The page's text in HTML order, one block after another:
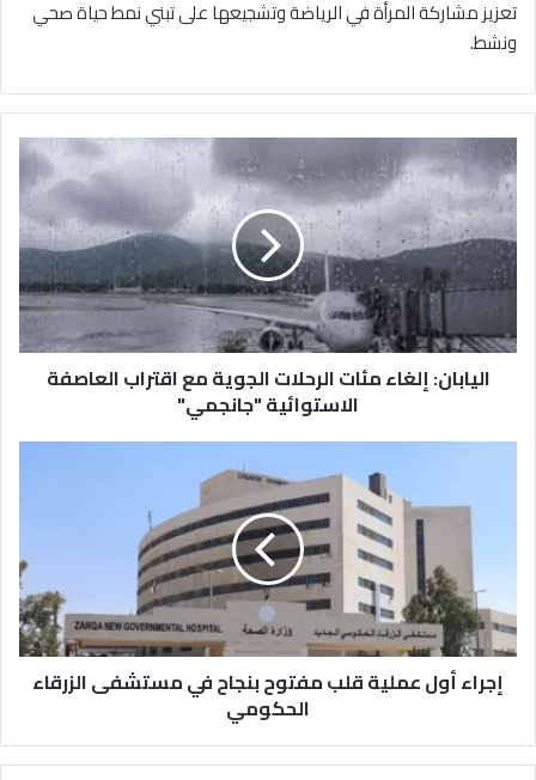
تعزيز مشاركة المرأة في الرياضة وتشجيعها على تبني نمط حياة صحي
ونشط.
ل
ي
ا
ب
إ
ء
ر
ح
ا
اليابان: إلغاء مئات الرحلات الجوية مع اقتراب العاصفة
الاستوائية "جانجمي"
ل
ع
ة
إجراء أول عملية قلب مفتوح بنجاح في مستشفى الزرقاء
الحكومي